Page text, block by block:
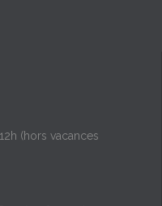
(hors vacances